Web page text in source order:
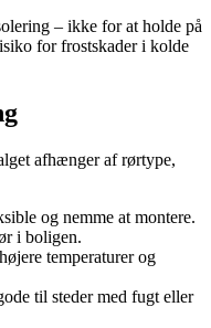
– ikke for at holde på
for frostskader i kolde
afhænger af rørtype,
og nemme at montere.
i boligen.
temperaturer og
til steder med fugt eller